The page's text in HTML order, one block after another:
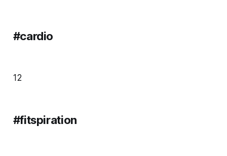
#cardio
12
#fitspiration